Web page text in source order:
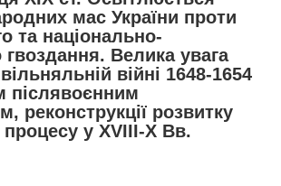
мас України проти
та національно-
гвоздання. Велика увага
війні 1648-1654
післявоєнним
реконструкції розвитку
процесу у XVIII-X Вв.